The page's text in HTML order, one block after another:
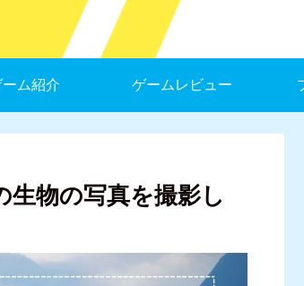
ーム紹介 ゲームレビュー
物の写真を撮影し